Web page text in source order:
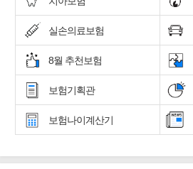
실손의료보험
8월 추천보험
보험기획관
보험나이계산기